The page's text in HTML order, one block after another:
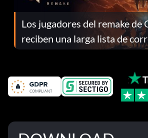
Los jugadores del remake de
reciben una larga lista de
el parche 1.0.4